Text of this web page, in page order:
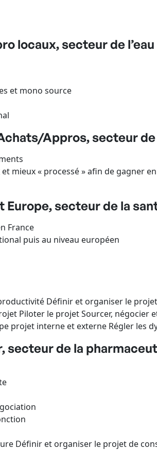
locaux, secteur de l’eau
et mono source
Appros, secteur de
mieux « processé » afin de gagner
secteur de la
France
puis au niveau européen
Définir et organiser le
Piloter le projet Sourcer, négocier
projet interne et externe Régler les
de la
Définir et organiser le projet de